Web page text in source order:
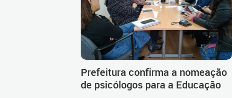
Prefeitura confirma a nomeação
de psicólogos para a Educação